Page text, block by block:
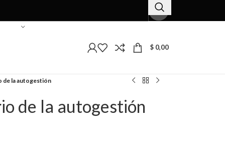
$ 0,00
de la autogestión
de la autogestión